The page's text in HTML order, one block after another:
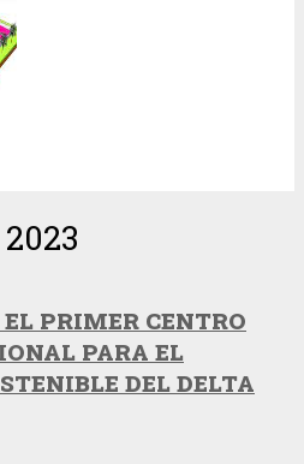
PRIMER CENTRO
PARA EL
DEL DELTA